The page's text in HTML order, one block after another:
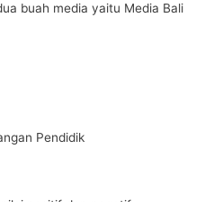
buah media yaitu Media Bali
Pendidik